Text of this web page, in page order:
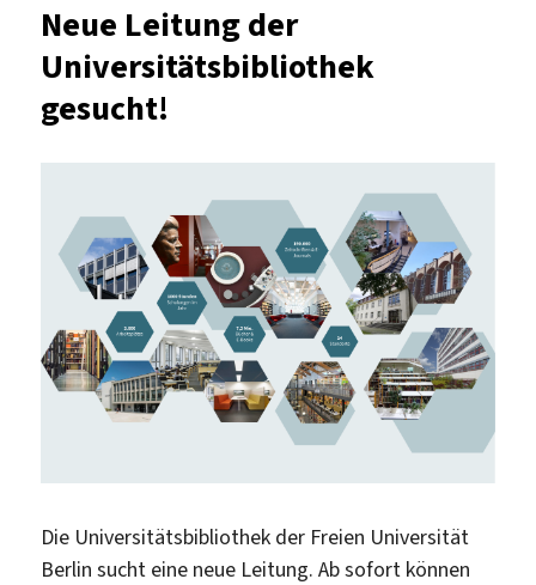
Neue Leitung der
Universitätsbibliothek
gesucht!
Die Universitätsbibliothek der Freien Universität
Berlin sucht eine neue Leitung. Ab sofort können